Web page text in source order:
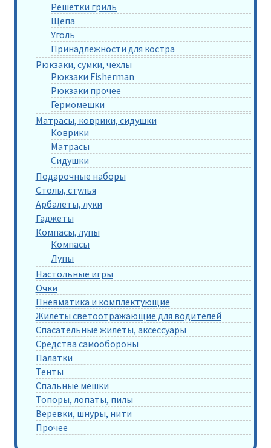
Решетки гриль
Щепа
Уголь
Принадлежности для костра
Рюкзаки, сумки, чехлы
Рюкзаки Fisherman
Рюкзаки прочее
Гермомешки
Матрасы, коврики, сидушки
Коврики
Матрасы
Сидушки
Подарочные наборы
Столы, стулья
Арбалеты, луки
Гаджеты
Компасы, лупы
Компасы
Лупы
Настольные игры
Очки
Пневматика и комплектующие
Жилеты светоотражающие для водителей
Спасательные жилеты, аксессуары
Средства самообороны
Палатки
Тенты
Спальные мешки
Топоры, лопаты, пилы
Веревки, шнуры, нити
Прочее